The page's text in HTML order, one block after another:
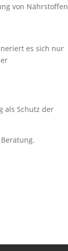
von Nährstoffen
es sich nur
als Schutz der